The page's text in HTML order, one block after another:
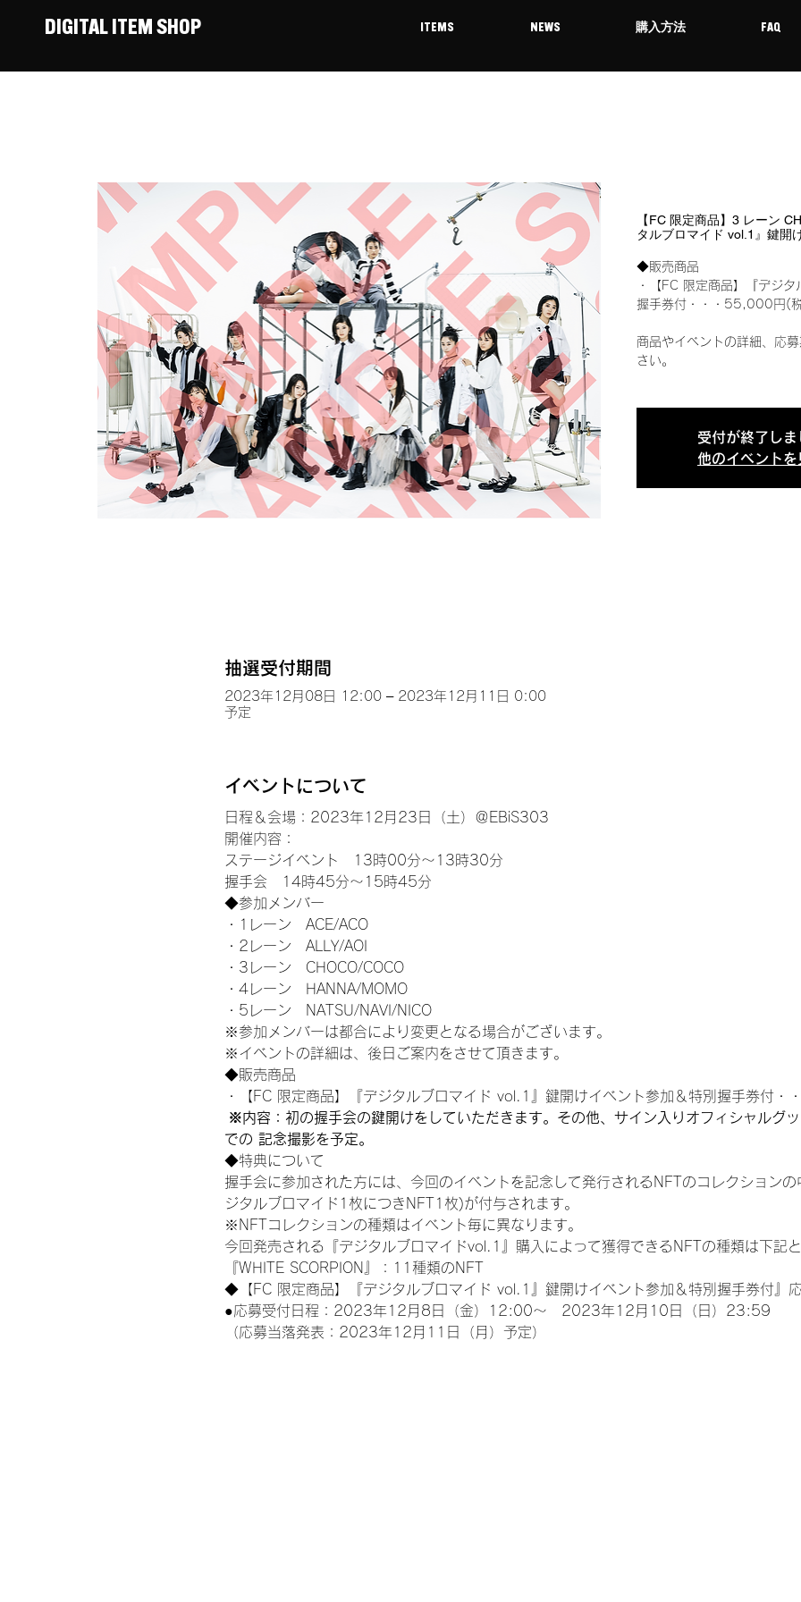
DIGITAL ITEM SHOP ITEMS NEWS 購入方法 FAQ
【FC 限定商品】3 レーン
タルブロマイド vol.1』鍵開
◆販売商品
・【FC 限定商品】『デジ
握手券付・・・55,000円(
商品やイベントの詳細、応
さい。
受付が終了しま
他のイベントを
抽選受付期間
2023年12月08日 12:00 – 2023年12月11日 0:00
予定
イベントについて
日程＆会場：2023年12月23日（土）＠EBiS303
開催内容：
ステージイベント　13時00分～13時30分
握手会　14時45分～15時45分
◆参加メンバー
・1レーン　ACE/ACO
・2レーン　ALLY/AOI
・3レーン　CHOCO/COCO
・4レーン　HANNA/MOMO
・5レーン　NATSU/NAVI/NICO
※参加メンバーは都合により変更となる場合がございます。
※イベントの詳細は、後日ご案内をさせて頂きます。
◆販売商品
・【FC 限定商品】『デジタルブロマイド vol.1』鍵開けイベント参加＆特別握手券付
※内容：初の握手会の鍵開けをしていただきます。その他、サイン入りオフィシャルグ
での 記念撮影を予定。
◆特典について
握手会に参加された方には、今回のイベントを記念して発行されるNFTのコレクション
ジタルブロマイド1枚につきNFT1枚)が付与されます。
※NFTコレクションの種類はイベント毎に異なります。
今回発売される『デジタルブロマイドvol.1』購入によって獲得できるNFTの種類は下記と
『WHITE SCORPION』：11種類のNFT
◆【FC 限定商品】『デジタルブロマイド vol.1』鍵開けイベント参加＆特別握手券付』
●応募受付日程：2023年12月8日（金）12:00～　2023年12月10日（日）23:59
（応募当落発表：2023年12月11日（月）予定）